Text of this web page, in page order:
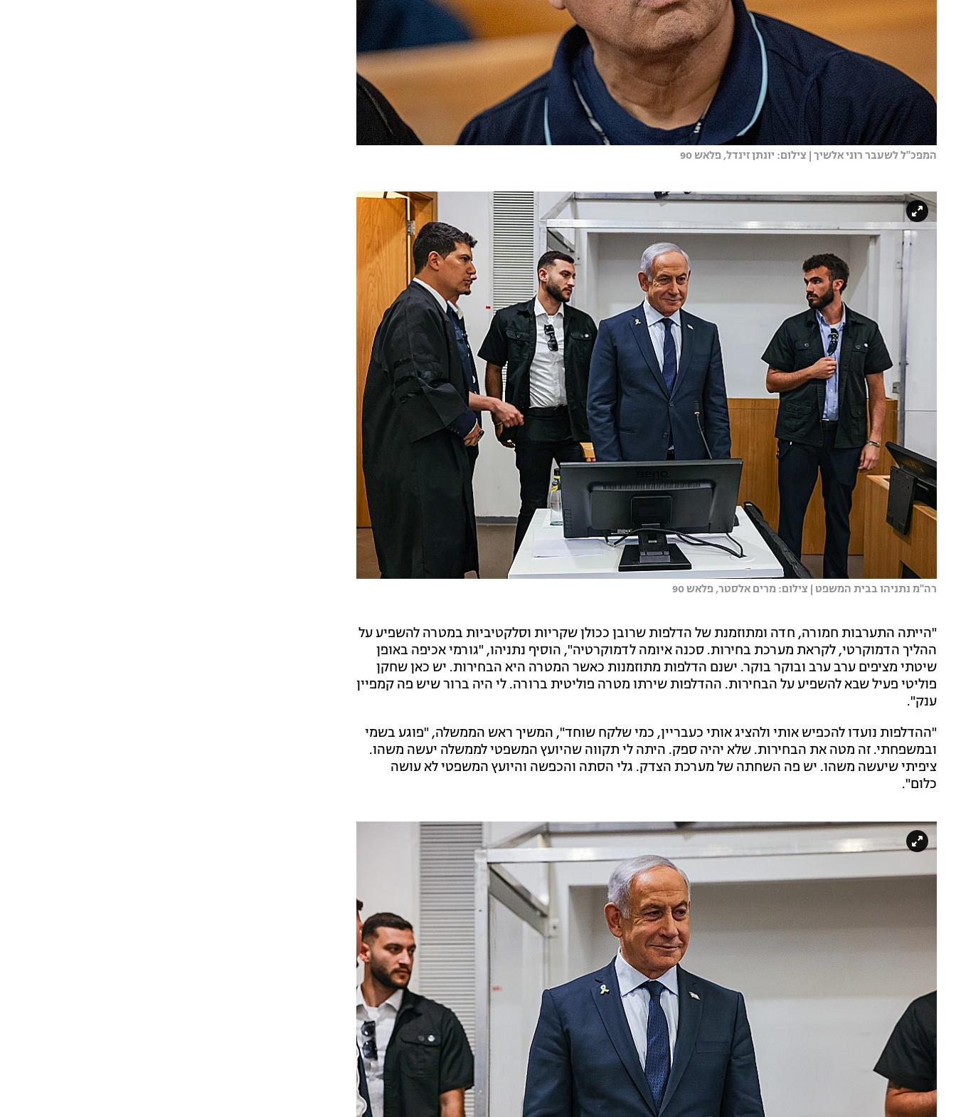
המפכ"ל לשעבר רוני אלשיך | צילום: יונתן זינדל, פלאש 90
רה"מ נתניהו בבית המשפט | צילום: מרים אלסטר, פלאש 90
"הייתה התערבות חמורה, חדה ומתוזמנת של הדלפות שרובן ככולן שקריות וסלקטיביות במטרה להשפיע על
ההליך הדמוקרטי, לקראת מערכת בחירות. סכנה איומה לדמוקרטיה", הוסיף נתניהו, "גורמי אכיפה באופן
שיטתי מציפים ערב ערב ובוקר בוקר. ישנם הדלפות מתוזמנות כאשר המטרה היא הבחירות. יש כאן שחקן
פוליטי פעיל שבא להשפיע על הבחירות. ההדלפות שירתו מטרה פוליטית ברורה. לי היה ברור שיש פה קמפיין
ענק".
"ההדלפות נועדו להכפיש אותי ולהציג אותי כעבריין, כמי שלקח שוחד", המשיך ראש הממשלה, "פוגע בשמי
ובמשפחתי. זה מטה את הבחירות. שלא יהיה ספק. היתה לי תקווה שהיועץ המשפטי לממשלה יעשה משהו.
ציפיתי שיעשה משהו. יש פה השחתה של מערכת הצדק. גלי הסתה והכפשה והיועץ המשפטי לא עושה
כלום".